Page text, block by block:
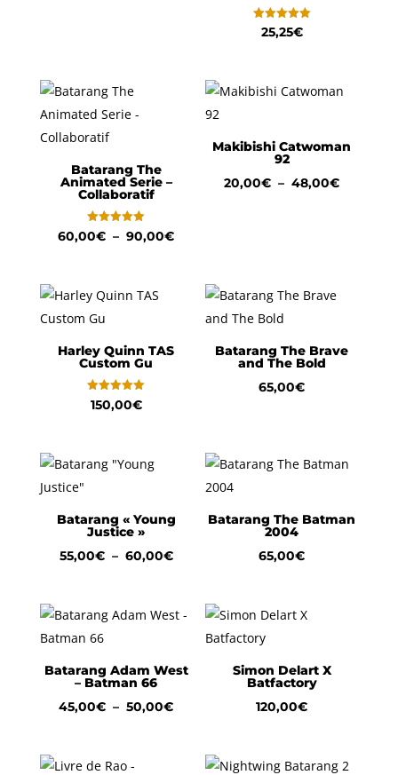
Note
5.00
25,25€
Batarang The
Animated Serie –
Collaboratif
Note
60,00€ – 90,00€Plage
prix :
60,00€
90,00€
Makibishi Catwoman
92
20,00€ – 48,00€Plage
Harley Quinn TAS
Custom Gu
Note
5.00
150,00€
Batarang The Brave
and The Bold
65,00€
Batarang « Young
Justice »
55,00€ – 60,00€Plage
55,00€
60,00€
Batarang The Batman
2004
65,00€
Batarang Adam West
– Batman 66
45,00€ – 50,00€Plage
Simon Delart X
Batfactory
120,00€